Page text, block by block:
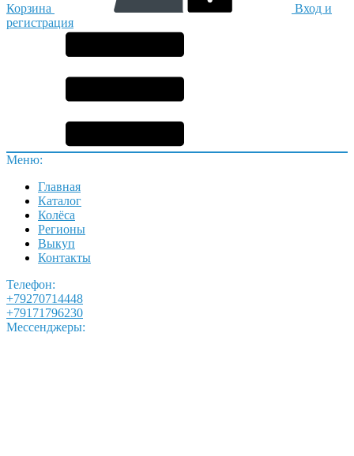
Корзина
Вход и
регистрация
Меню:
Главная
Каталог
Колёса
Регионы
Выкуп
Контакты
Телефон:
+79270714448
+79171796230
Мессенджеры: